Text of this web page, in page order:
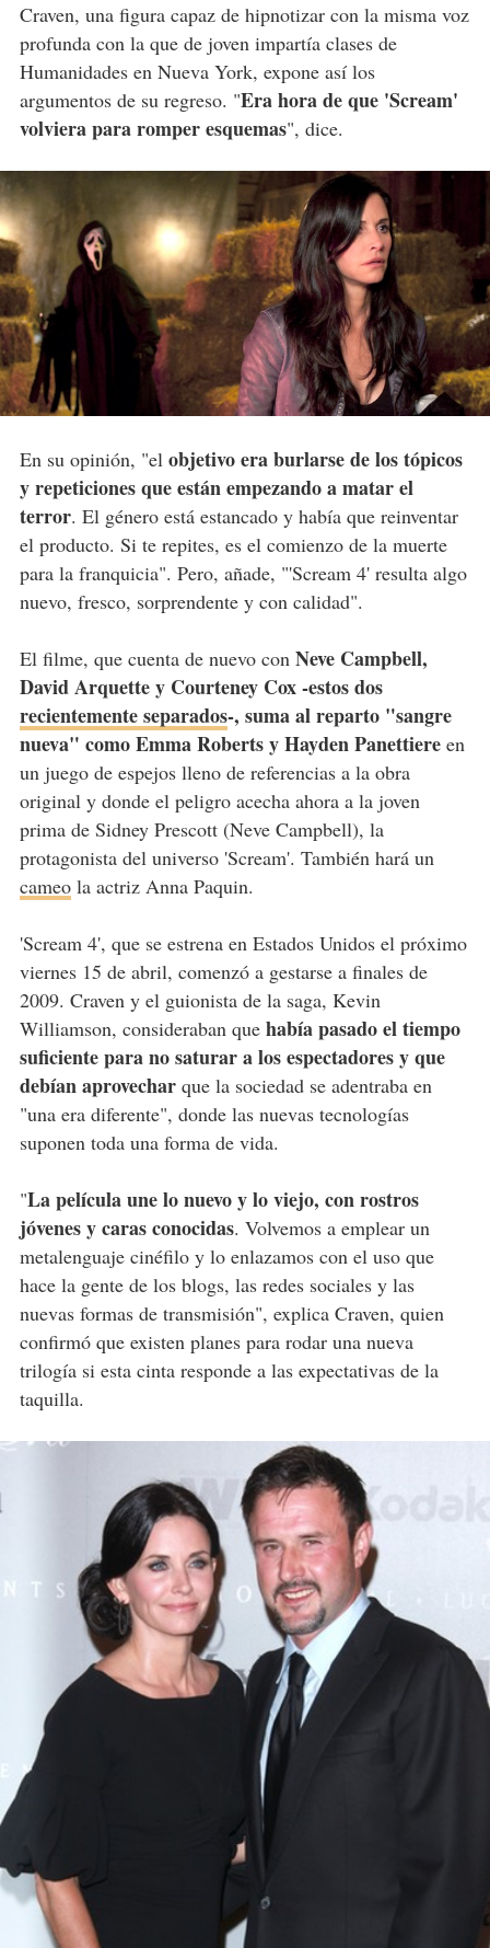
Craven, una figura capaz de hipnotizar con la misma voz
profunda con la que de joven impartía clases de
Humanidades en Nueva York, expone así los
argumentos de su regreso. "Era hora de que 'Scream'
volviera para romper esquemas", dice.
En su opinión, "el objetivo era burlarse de los tópicos
y repeticiones que están empezando a matar el
terror. El género está estancado y había que reinventar
el producto. Si te repites, es el comienzo de la muerte
para la franquicia". Pero, añade, "'Scream 4' resulta algo
nuevo, fresco, sorprendente y con calidad".
El filme, que cuenta de nuevo con Neve Campbell,
David Arquette y Courteney Cox -estos dos
recientemente separados-, suma al reparto "sangre
nueva" como Emma Roberts y Hayden Panettiereen
un juego de espejos lleno de referencias a la obra
original y donde el peligro acecha ahora a la joven
prima de Sidney Prescott (Neve Campbell), la
protagonista del universo 'Scream'. También hará un
cameola actriz Anna Paquin.
'Scream 4', que se estrena en Estados Unidos el próximo
viernes 15 de abril, comenzó a gestarse a finales de
2009. Craven y el guionista de la saga, Kevin
Williamson, consideraban que había pasado el tiempo
suficiente para no saturar a los espectadores y que
debían aprovecharque la sociedad se adentraba en
"una era diferente", donde las nuevas tecnologías
suponen toda una forma de vida.
"La película une lo nuevo y lo viejo, con rostros
jóvenes y caras conocidas. Volvemos a emplear un
metalenguaje cinéfilo y lo enlazamos con el uso que
hace la gente de los blogs, las redes sociales y las
nuevas formas de transmisión", explica Craven, quien
confirmó que existen planes para rodar una nueva
trilogía si esta cinta responde a las expectativas de la
taquilla.